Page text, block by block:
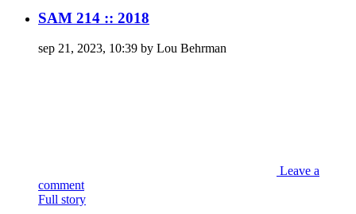
SAM 214 :: 2018
sep 21, 2023, 10:39 by Lou Behrman
Leave a
comment
Full story